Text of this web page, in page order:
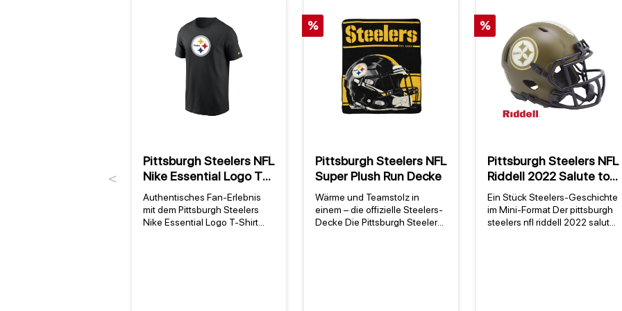
Previous
Pittsburgh Steelers NFL
Nike Essential Logo T-
Shirt Schwarz
Authentisches Fan-Erlebnis
mit dem Pittsburgh Steelers
Nike Essential Logo T-Shirt
%
Pittsburgh Steelers NFL
Super Plush Run Decke
Wärme und Teamstolz in
einem – die offizielle Steelers-
Decke Die Pittsburgh Steelers
%
Pittsburgh Steelers NFL
Riddell 2022 Salute to
Service NFL Speed Mini
Helm
Ein Stück Steelers-Geschichte
im Mini-Format Der pittsburgh
steelers nfl riddell 2022 salute